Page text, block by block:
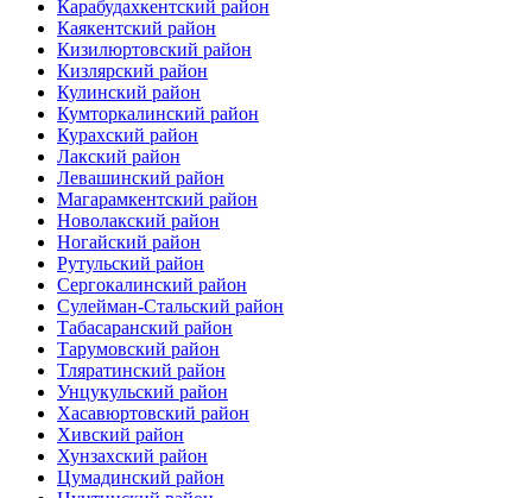
Карабудахкентский район
Каякентский район
Кизилюртовский район
Кизлярский район
Кулинский район
Кумторкалинский район
Курахский район
Лакский район
Левашинский район
Магарамкентский район
Новолакский район
Ногайский район
Рутульский район
Сергокалинский район
Сулейман-Стальский район
Табасаранский район
Тарумовский район
Тляратинский район
Унцукульский район
Хасавюртовский район
Хивский район
Хунзахский район
Цумадинский район